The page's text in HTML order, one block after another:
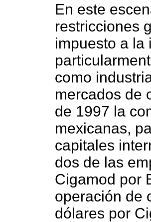
En este
restricciones
impuesto a la
como
mercados de
de 1997 la
mexicanas,
capitales
dos de las
Cigamod por
operación de
dólares por